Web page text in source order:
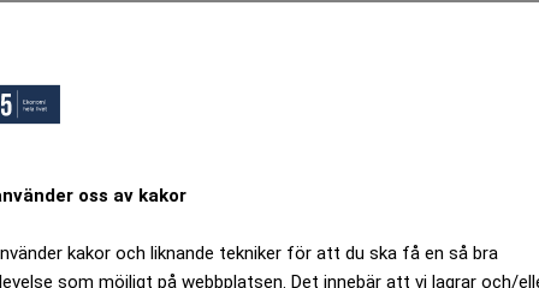
oss av kakor
kakor och liknande tekniker för att du ska få en så bra
som möjligt på webbplatsen. Det innebär att vi lagrar och/